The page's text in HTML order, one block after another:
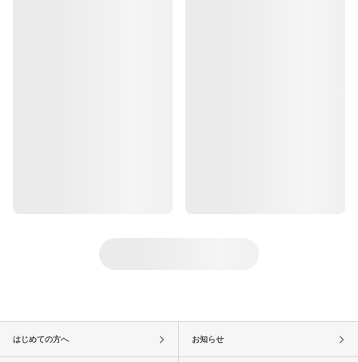
はじめての方へ お知らせ